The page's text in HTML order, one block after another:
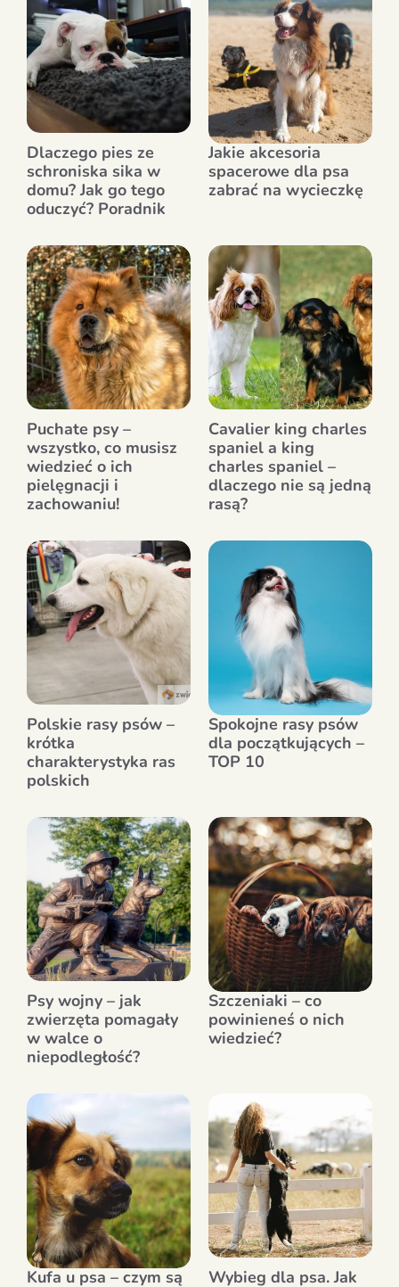
Dlaczego pies ze
schroniska sika w
domu? Jak go tego
oduczyć? Poradnik
Jakie akcesoria
spacerowe dla psa
zabrać na wycieczkę
Puchate psy –
wszystko, co musisz
wiedzieć o ich
pielęgnacji i
zachowaniu!
Cavalier king charles
spaniel a king
charles spaniel –
dlaczego nie są jedną
rasą?
Polskie rasy psów –
krótka
charakterystyka ras
polskich
Spokojne rasy psów
dla początkujących –
TOP 10
Psy wojny – jak
zwierzęta pomagały
w walce o
niepodległość?
Szczeniaki – co
powinieneś o nich
wiedzieć?
Kufa u psa – czym są
Wybieg dla psa. Jak